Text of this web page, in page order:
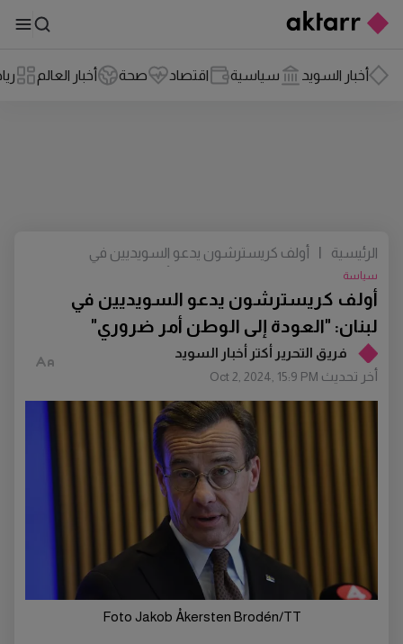
أخبار السويد سياسية اقتصاد صحة أخبار العالم
فريق التحرير أكتر أخبار السويد
أخر تحديث Oct 2, 2024, 15:9 PM
أولف كريسترشون يدعو السويديين في
لبنان: "العودة إلى الوطن أمر ضروري"
سياسة
الرئيسية |
أولف كريسترشون يدعو السويديين في
Foto Jakob Åkersten Brodén/TT